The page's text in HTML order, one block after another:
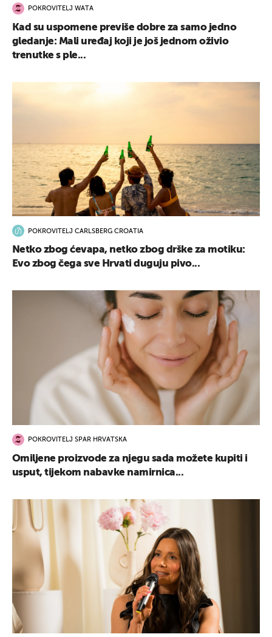
POKROVITELJ WATA
Kad su uspomene previše dobre za samo jedno
gledanje: Mali uređaj koji je još jednom oživio
trenutke s ple...
POKROVITELJ CARLSBERG CROATIA
Netko zbog ćevapa, netko zbog drške za motiku:
Evo zbog čega sve Hrvati duguju pivo...
POKROVITELJ SPAR HRVATSKA
Omiljene proizvode za njegu sada možete kupiti i
usput, tijekom nabavke namirnica...